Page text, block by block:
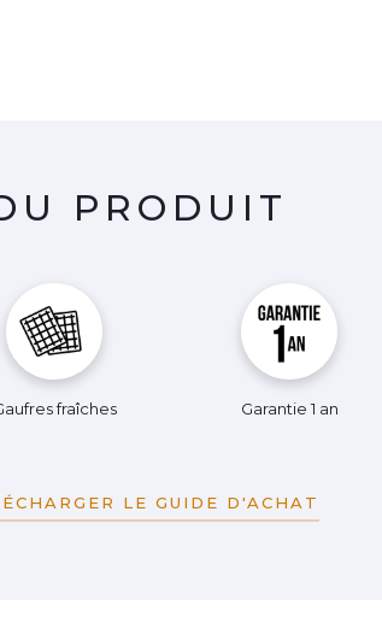
PRODUIT
fraîches Garantie 1 an
LE GUIDE D'ACHAT